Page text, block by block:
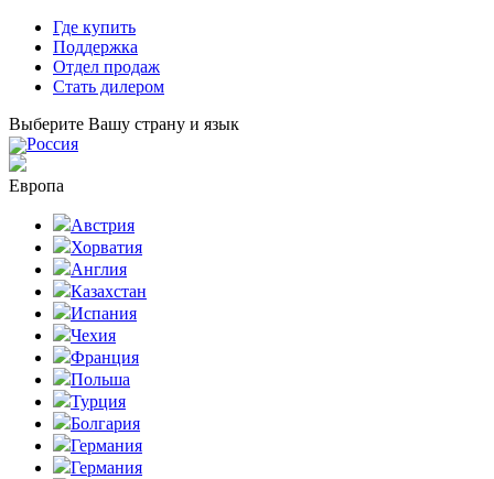
Где купить
Поддержка
Отдел продаж
Стать дилером
Выберите Вашу страну и язык
Россия
Европа
Австрия
Хорватия
Англия
Казахстан
Испания
Чехия
Франция
Польша
Турция
Болгария
Германия
Германия